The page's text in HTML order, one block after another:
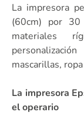
La impresora
(60cm) por
materiales
mascarillas,
La impresora
el operario